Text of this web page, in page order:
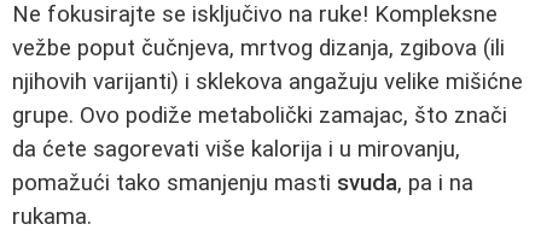
Ne fokusirajte se isključivo na ruke! Kompleksne
vežbe poput čučnjeva, mrtvog dizanja, zgibova (ili
njihovih varijanti) i sklekova angažuju velike mišićne
grupe. Ovo podiže metabolički zamajac, što znači
da ćete sagorevati više kalorija i u mirovanju,
pomažući tako smanjenju masti svuda, pa i na
rukama.